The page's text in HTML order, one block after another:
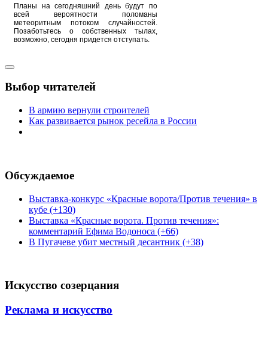
Планы на сегодняшний день будут по
всей вероятности поломаны
метеоритным потоком случайностей.
Позаботьтесь о собственных тылах,
возможно, сегодня придется отступать.
Выбор читателей
В армию вернули строителей
Как развивается рынок ресейла в России
Обсуждаемое
Выставка-конкурс «Красные ворота/Против течения» в
кубе (+130)
Выставка «Красные ворота. Против течения»:
комментарий Ефима Водоноса (+66)
В Пугачеве убит местный десантник (+38)
Искусство созерцания
Реклама и искусство